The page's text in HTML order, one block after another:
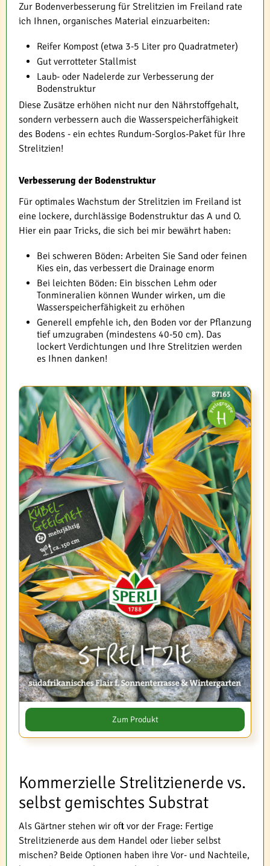
Zur Bodenverbesserung für Strelitzien im Freiland rate
ich Ihnen, organisches Material einzuarbeiten:
Reifer Kompost (etwa 3-5 Liter pro Quadratmeter)
Gut verrotteter Stallmist
Laub- oder Nadelerde zur Verbesserung der
Bodenstruktur
Diese Zusätze erhöhen nicht nur den Nährstoffgehalt,
sondern verbessern auch die Wasserspeicherfähigkeit
des Bodens - ein echtes Rundum-Sorglos-Paket für Ihre
Strelitzien!
Verbesserung der Bodenstruktur
Für optimales Wachstum der Strelitzien im Freiland ist
eine lockere, durchlässige Bodenstruktur das A und O.
Hier ein paar Tricks, die sich bei mir bewährt haben:
Bei schweren Böden: Arbeiten Sie Sand oder feinen
Kies ein, das verbessert die Drainage enorm
Bei leichten Böden: Ein bisschen Lehm oder
Tonmineralien können Wunder wirken, um die
Wasserspeicherfähigkeit zu erhöhen
Generell empfehle ich, den Boden vor der Pflanzung
tief umzugraben (mindestens 40-50 cm). Das
lockert Verdichtungen und Ihre Strelitzien werden
es Ihnen danken!
Zum Produkt
Kommerzielle Strelitzienerde vs.
selbst gemischtes Substrat
Als Gärtner stehen wir oft vor der Frage: Fertige
Strelitzienerde aus dem Handel oder lieber selbst
mischen? Beide Optionen haben ihre Vor- und Nachteile,